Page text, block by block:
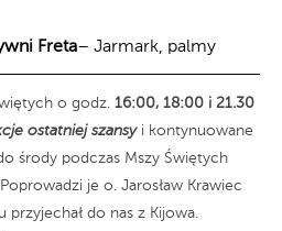
Freta– Jarmark, palmy
o godz. 16:00, 18:00 i 21.30
ostatniej szansyi kontynuowane
środy podczas Mszy Świętych
je o. Jarosław Krawiec
przyjechał do nas z Kijowa.